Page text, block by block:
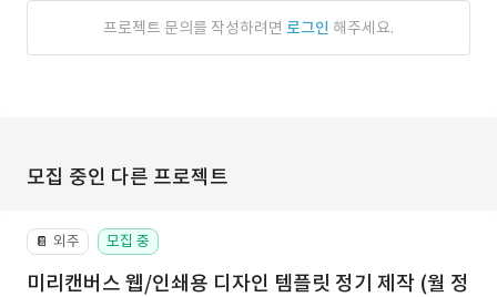
프로젝트 문의를 작성하려면 로그인 해주세요.
모집 중인 다른 프로젝트
📔 외주 모집 중
미리캔버스 웹/인쇄용 디자인 템플릿 정기 제작 (월 정